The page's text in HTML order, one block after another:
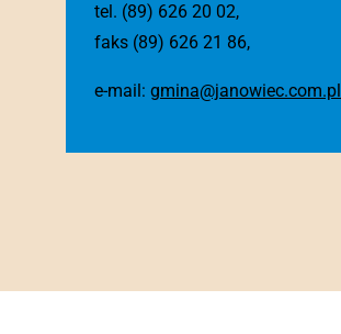
tel. (89) 626 20 02,
faks (89) 626 21 86,
e-mail: gmina@janowiec.com.pl